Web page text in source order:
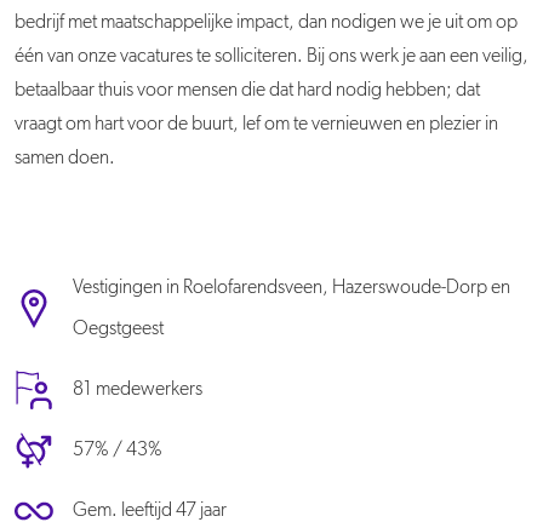
bedrijf met maatschappelijke impact, dan nodigen we je uit om op
één van onze vacatures te solliciteren. Bij ons werk je aan een veilig,
betaalbaar thuis voor mensen die dat hard nodig hebben; dat
vraagt om hart voor de buurt, lef om te vernieuwen en plezier in
samen doen.
Vestigingen in Roelofarendsveen, Hazerswoude-Dorp en
Oegstgeest
81 medewerkers
57% / 43%
Gem. leeftijd 47 jaar